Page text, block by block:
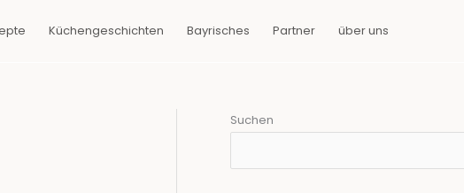
Küchengeschichten Bayrisches Partner über uns
Suchen